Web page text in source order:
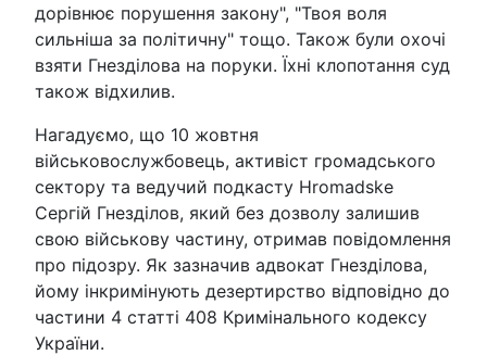
дорівнює порушення закону", "Твоя воля
сильніша за політичну" тощо. Також були охочі
взяти Гнезділова на поруки. Їхні клопотання суд
також відхилив.
Нагадуємо, що 10 жовтня
військовослужбовець, активіст громадського
сектору та ведучий подкасту Hromadske
Сергій Гнезділов, який без дозволу залишив
свою військову частину, отримав повідомлення
про підозру. Як зазначив адвокат Гнезділова,
йому інкримінують дезертирство відповідно до
частини 4 статті 408 Кримінального кодексу
України.